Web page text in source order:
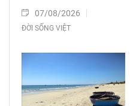
07/08/2026
ĐỜI SỐNG VIỆT